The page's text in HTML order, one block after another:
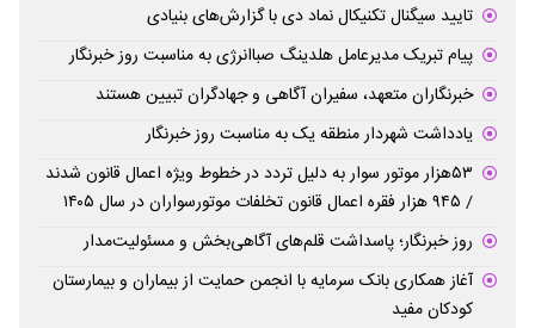
تایید سیگنال تکنیکال نماد دی با گزارش‌های بنیادی
پیام تبریک مدیرعامل هلدینگ صباانرژی به مناسبت روز خبرنگار
خبرنگاران متعهد، سفیران آگاهی و جهادگران تبیین هستند
یادداشت شهردار منطقه یک به مناسبت روز خبرنگار
۵۳هزار موتور سوار به دلیل تردد در خطوط ویژه اعمال قانون شدند
/ ۹۴۵ هزار فقره اعمال قانون تخلفات موتورسواران در سال ۱۴۰۵
روز خبرنگار؛ پاسداشت قلم‌های آگاهی‌بخش و مسئولیت‌مدار
آغاز همکاری بانک سرمایه با انجمن حمایت از بیماران و بیمارستان
کودکان مفید